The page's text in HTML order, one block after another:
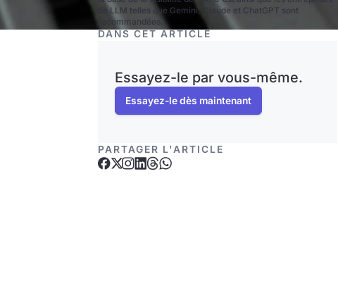
de LLM telles que Gemini, Claude et ChatGPT sont
recommandées.
DANS CET ARTICLE
Essayez-le par vous-même.
Essayez-le dès maintenant
PARTAGER L'ARTICLE